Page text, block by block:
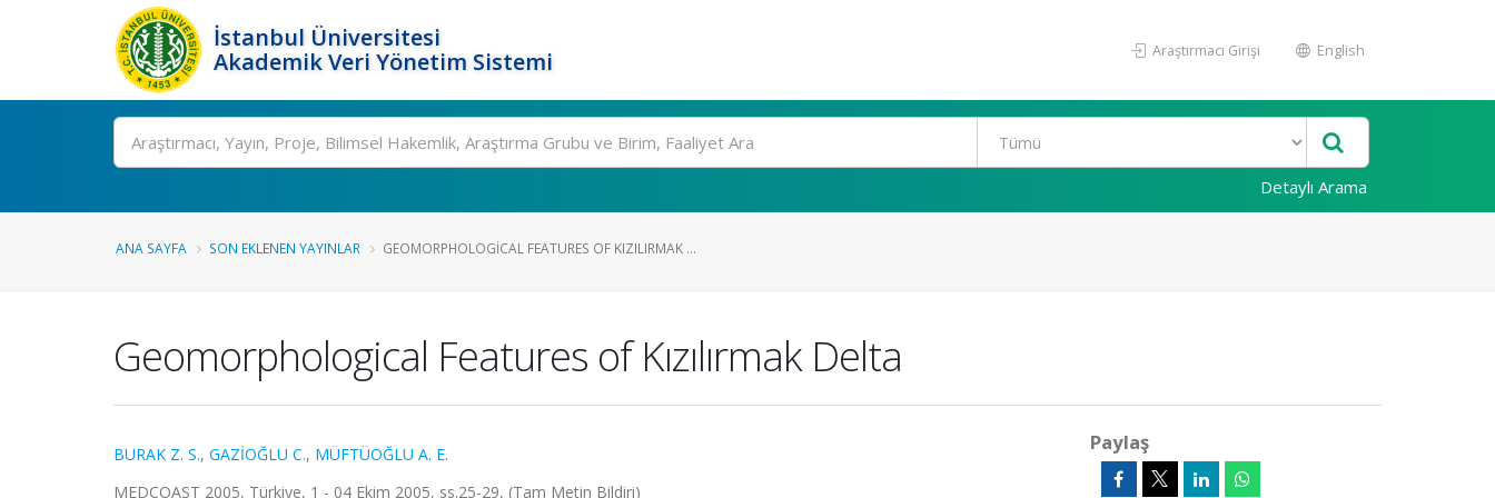
İstanbul Üniversitesi
Akademik Veri Yönetim Sistemi
Araştırmacı Girişi English
Ara
Detaylı Arama
ANA SAYFA SON EKLENEN YAYINLAR GEOMORPHOLOGICAL FEATURES OF KIZILIRMAK ...
Geomorphological Features of Kızılırmak Delta
BURAK Z. S., GAZİOĞLU C., MÜFTÜOĞLU A. E.
MEDCOAST 2005, Türkiye, 1 - 04 Ekim 2005, ss.25-29, (Tam Metin Bildiri)
Paylaş